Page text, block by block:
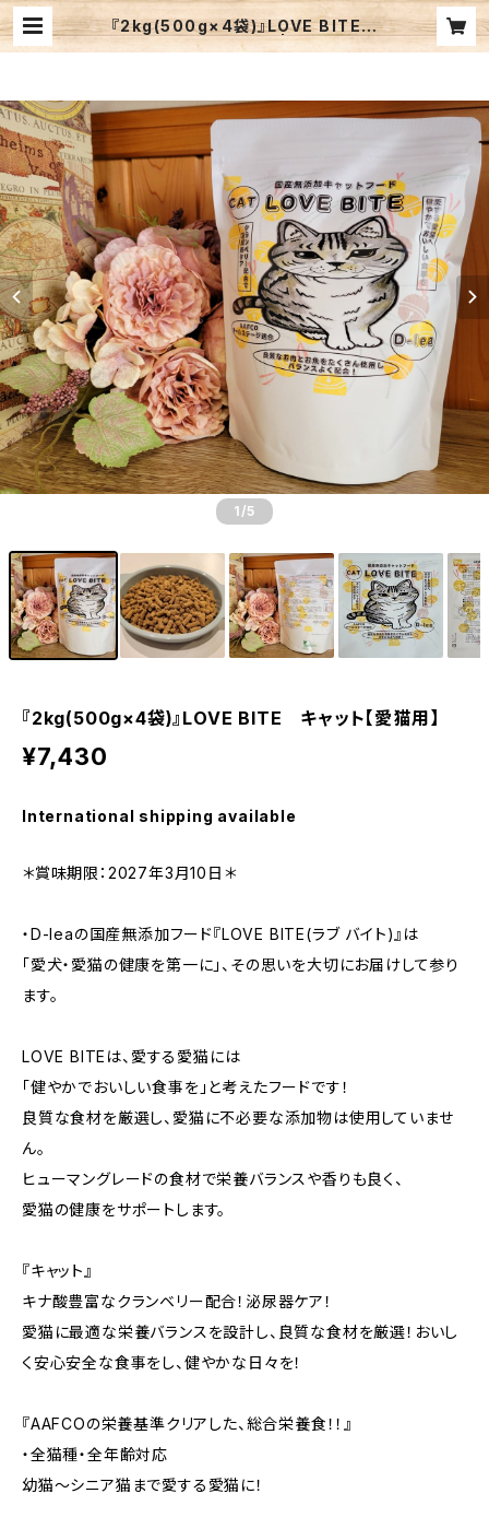
『2kg(500g×4袋)』LOVE BITE
キャット【愛猫用】 | D-lea
1 /5
『2kg(500g×4袋)』LOVE BITE キャット【愛猫用】
¥7,430
International shipping available
＊賞味期限：2027年3月10日＊
・D-leaの国産無添加フード『LOVE BITE(ラブ バイト)』は
「愛犬・愛猫の健康を第一に」、その思いを大切にお届けして参り
ます。
LOVE BITEは、愛する愛猫には
「健やかでおいしい食事を」と考えたフードです！
良質な食材を厳選し、愛猫に不必要な添加物は使用していませ
ん。
ヒューマングレードの食材で栄養バランスや香りも良く、
愛猫の健康をサポートします。
『キャット』
キナ酸豊富なクランベリー配合！泌尿器ケア！
愛猫に最適な栄養バランスを設計し、良質な食材を厳選！おいし
く安心安全な食事をし、健やかな日々を！
『AAFCOの栄養基準クリアした、総合栄養食！！』
・全猫種・全年齢対応
幼猫～シニア猫まで愛する愛猫に！